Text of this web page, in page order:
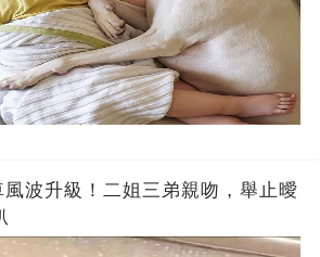
波升級！二姐三弟親吻，舉止曖